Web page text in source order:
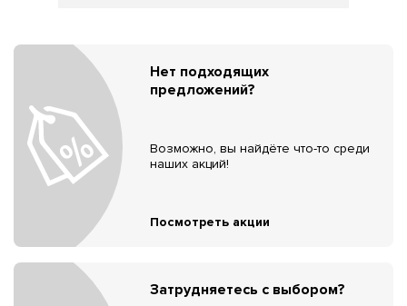
Нет подходящих
предложений?
Возможно, вы найдёте что-то среди
наших акций!
Посмотреть акции
Затрудняетесь с выбором?